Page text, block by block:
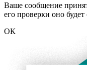
Ваше сообщение
его проверки оно
ОК